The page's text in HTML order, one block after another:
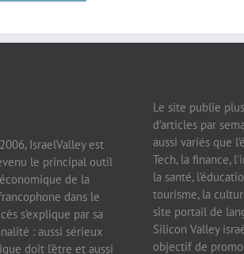
s’explique par sa
: aussi sérieux
doit l’être et aussi
quotidien peut l’être.
la chambre de
Israël, IsraelValley
Le site publie
d’articles par
aussi variés que
Tech, la finance,
la santé,
tourisme, la
site portail de
Silicon Valley
objectif de